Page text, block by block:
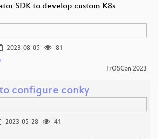
SDK to develop custom K8s
2023-08-05
81
FrOSCon 2023
configure conky
2023-05-28
41